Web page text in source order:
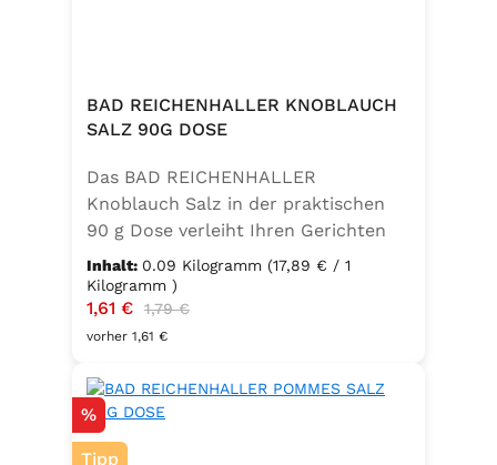
BAD REICHENHALLER KNOBLAUCH
SALZ 90G DOSE
Das BAD REICHENHALLER
Knoblauch Salz in der praktischen
90 g Dose verleiht Ihren Gerichten
einen vollmundigen, aromatischen
Knoblauchgeschmack. Hergestellt
ohne Geschmacksverstärker, zu 100
% vegan und glutenfrei – ideal für
zum Würzen von Pasta, Fleisch,
Fisch, Gemüse und mediterranen
Speisen. Zutaten:Siedesalz, 10 %
Inhalt: 0.09 Kilogramm (17,89 € / 1
Kilogramm )
Verkaufspreis:
1,61 € Regulärer Preis:
1,79 €
vorher 1,61 €
Rabatt
%
Tipp